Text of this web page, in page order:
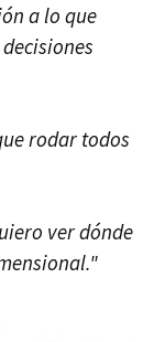
a lo que
rodar todos
ver dónde